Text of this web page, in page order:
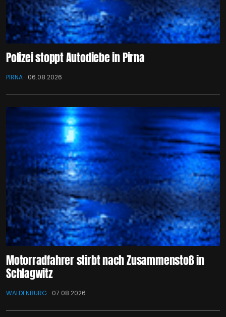
Polizei stoppt Autodiebe in Pirna
PIRNA 06.08.2026
Motorradfahrer stirbt nach Zusammenstoß in
Schlagwitz
WALDENBURG 07.08.2026